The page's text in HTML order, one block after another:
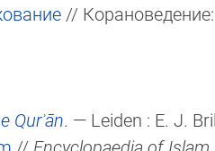
//
Qurʾān. — Leiden : E. J.